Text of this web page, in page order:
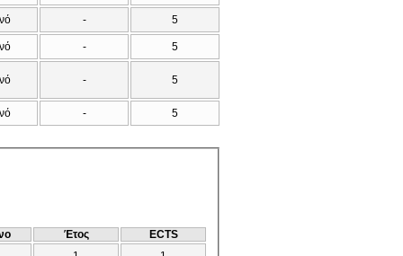
- 5
- 5
- 5
- 5
Έτος
ECTS